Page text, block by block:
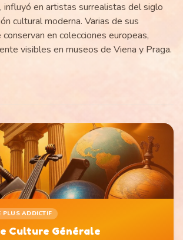
influyó en artistas surrealistas del siglo
cultural moderna. Varias de sus
en colecciones europeas,
visibles en museos de Viena y Praga.
PLUS ADDICTIF
Culture Générale